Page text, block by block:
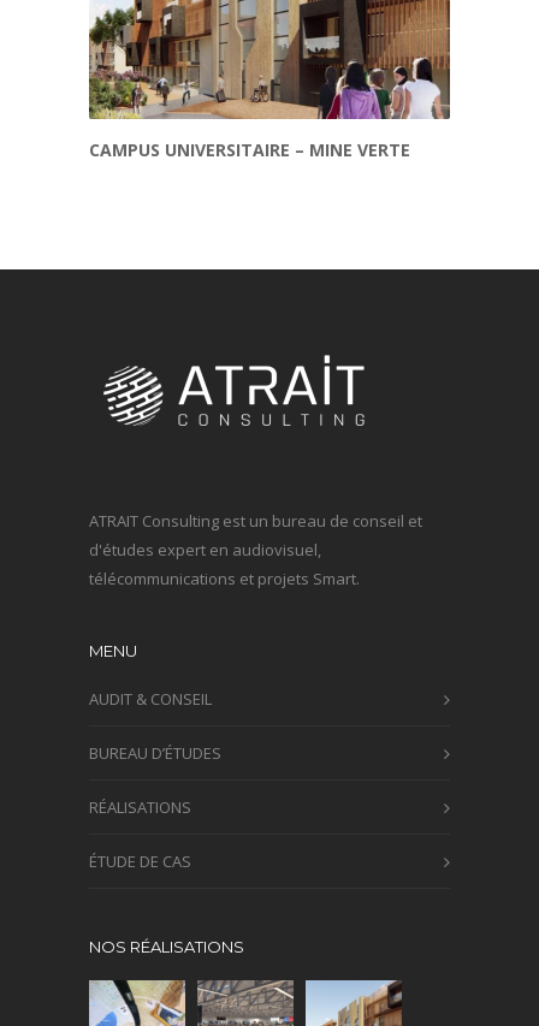
CAMPUS UNIVERSITAIRE – MINE VERTE
ATRAIT Consulting est un bureau de conseil et
d'études expert en audiovisuel,
télécommunications et projets Smart.
MENU
AUDIT & CONSEIL
BUREAU D’ÉTUDES
RÉALISATIONS
ÉTUDE DE CAS
NOS RÉALISATIONS